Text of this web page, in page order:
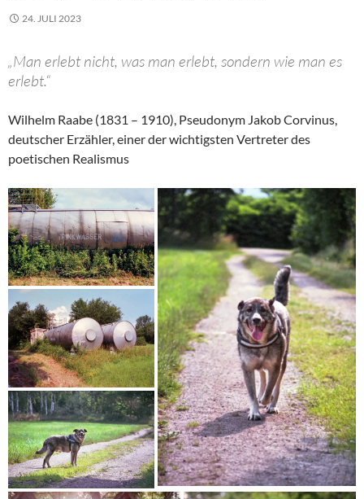
24. JULI 2023
„Man erlebt nicht, was man erlebt, sondern wie man es
erlebt.“
Wilhelm Raabe (1831 – 1910), Pseudonym Jakob Corvinus,
deutscher Erzähler, einer der wichtigsten Vertreter des
poetischen Realismus